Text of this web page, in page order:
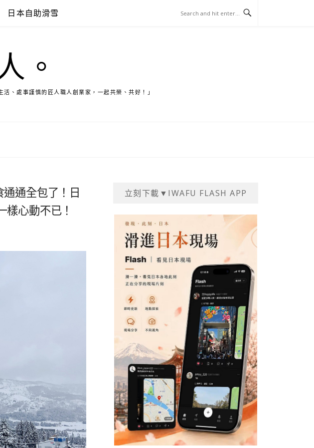
日本自助滑雪
。
、處事謹慎的匠人職人創業家，一起共榮、共好！」
通全包了！日
樣心動不已！
立刻下載▼IWAFU FLASH APP